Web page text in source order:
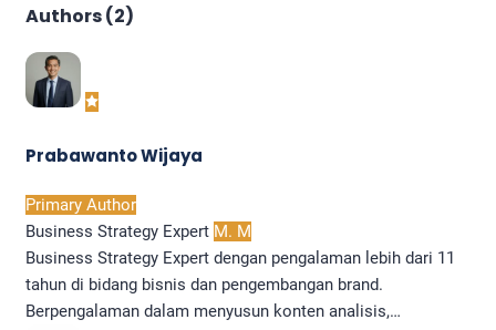
Authors (2)
Prabawanto Wijaya
Primary Author
Business Strategy Expert M. M
Business Strategy Expert dengan pengalaman lebih dari 11
tahun di bidang bisnis dan pengembangan brand.
Berpengalaman dalam menyusun konten analisis,…